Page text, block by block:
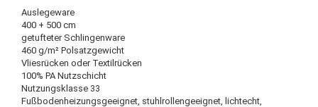
Auslegeware
400 + 500 cm
getufteter Schlingenware
460 g/m² Polsatzgewicht
Vliesrücken oder Textilrücken
100% PA Nutzschicht
Nutzungsklasse 33
Fußbodenheizungsgeeignet, stuhlrollengeeignet, lichtecht,